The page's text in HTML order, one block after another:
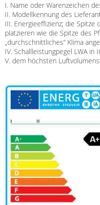
I. Name oder Warenzeichen
II. Modellkennung des
III. Energieeffizienz; die
platzieren wie die Spitze des
„durchschnittliches“ Klima
IV. Schallleistungpegel LWA
V. dem höchsten